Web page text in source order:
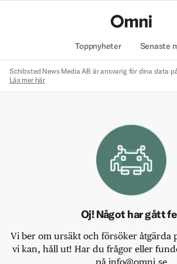
Toppnyheter Senaste
Schibsted News Media AB är ansvarig för dina data
Läs mer här
Oj! Något har gått
Vi ber om ursäkt och försöker åtgärda
vi kan, håll ut! Har du frågor eller